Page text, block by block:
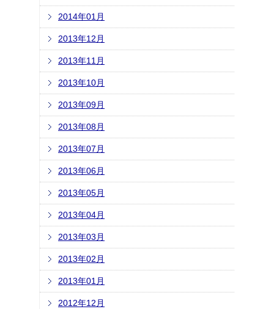
2014年01月
2013年12月
2013年11月
2013年10月
2013年09月
2013年08月
2013年07月
2013年06月
2013年05月
2013年04月
2013年03月
2013年02月
2013年01月
2012年12月